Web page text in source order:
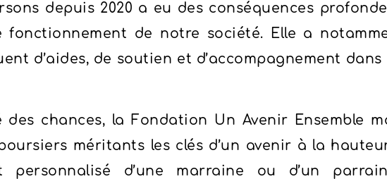
depuis 2020 a eu des conséquences
fonctionnement de notre société. Elle a
d’aides, de soutien et d’accompagnement
chances, la Fondation Un Avenir Ensemble
méritants les clés d’un avenir à la
personnalisé d’une marraine ou d’un